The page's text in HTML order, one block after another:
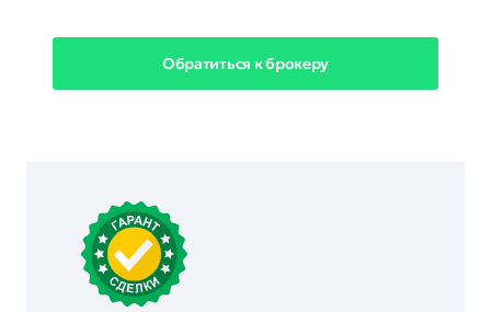
Обратиться к брокеру